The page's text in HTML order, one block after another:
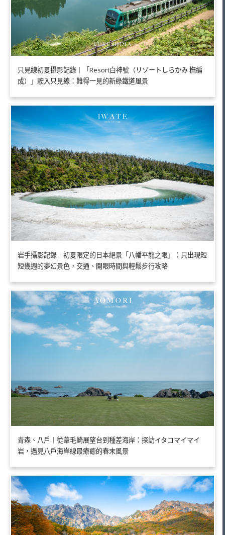
只見線初夏攝影記錄｜「Resort白神號（リゾートしらかみ 橅編
成）」駛入只見線：難得一見的新綠鐵道風景
岩手攝影記錄｜初夏限定的日本絕景「八幡平龍之眼」：只出現短
短幾週的夢幻景色，交通、開眼時間與輕鬆步行攻略
青森、八戶｜從葦毛崎展望台到種差海岸：探訪イタコマイマイ
岩，遇見八戶海岸線最療癒的春末風景